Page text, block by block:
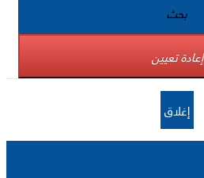
بحث
إعادة تعيين
إغلاق